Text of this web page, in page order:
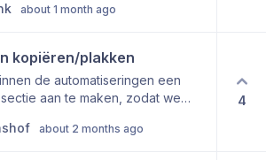
veranderen.
about 1 month ago
kopiëren/plakken
de automatiseringen een
aan te maken, zodat we
en kaarten niet telkens
about 2 months ago
4